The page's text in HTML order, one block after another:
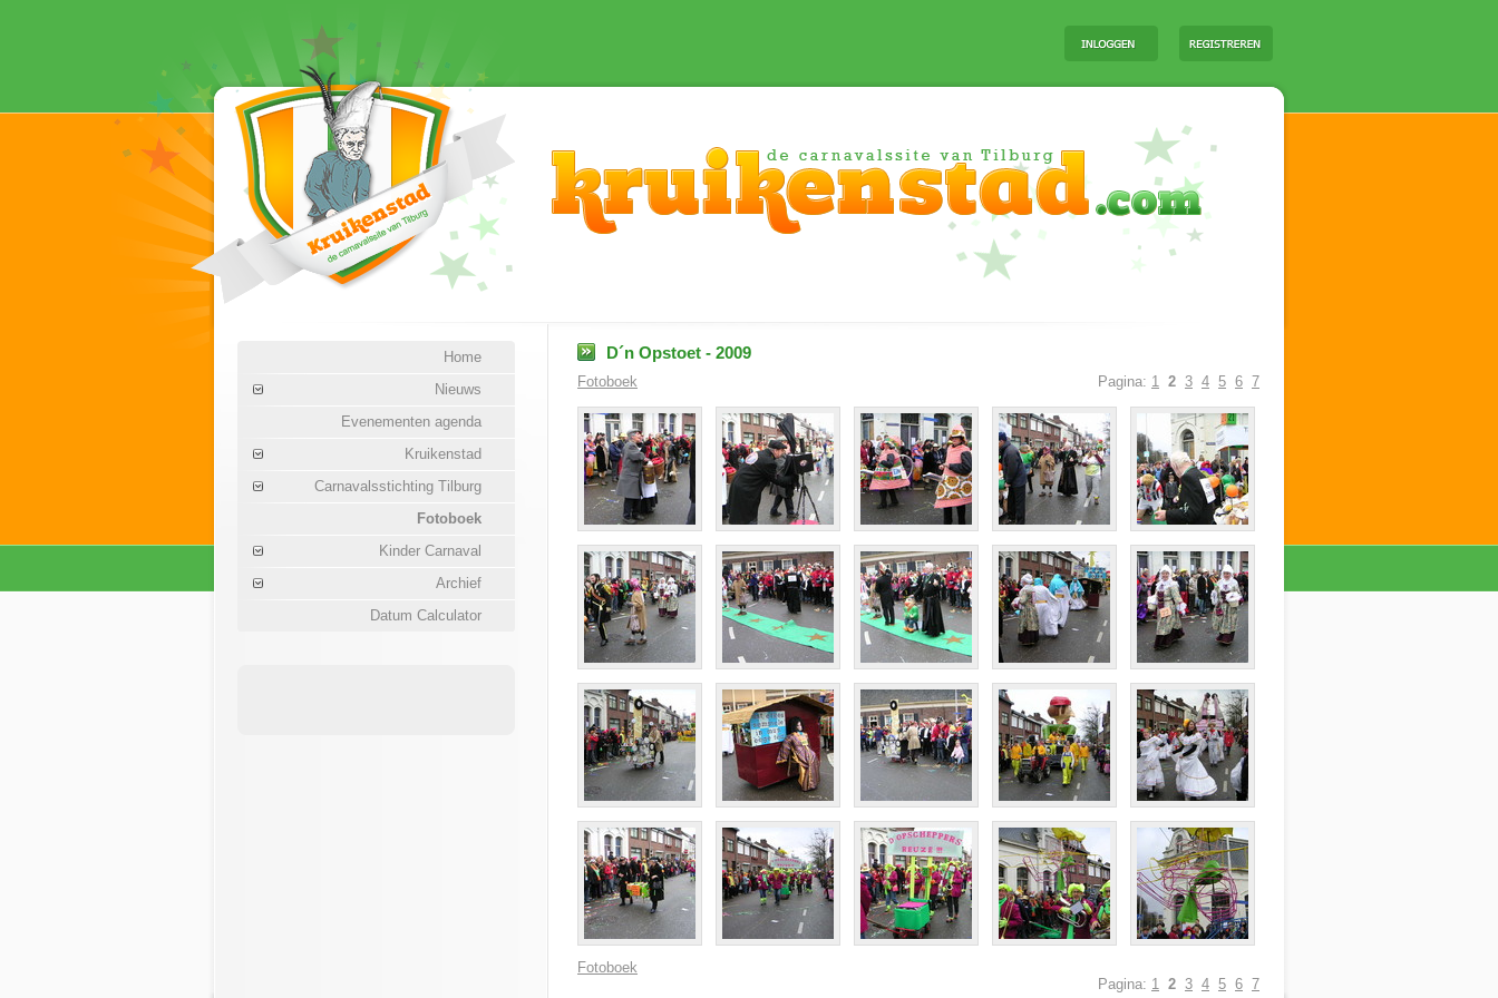
Home
Nieuws
Evenementen agenda
Kruikenstad
Carnavalsstichting Tilburg
Fotoboek
Kinder Carnaval
Archief
Datum Calculator
D´n Opstoet - 2009
Fotoboek Pagina: 1 2 3 4 5 6 7
Fotoboek
Pagina: 1 2 3 4 5 6 7